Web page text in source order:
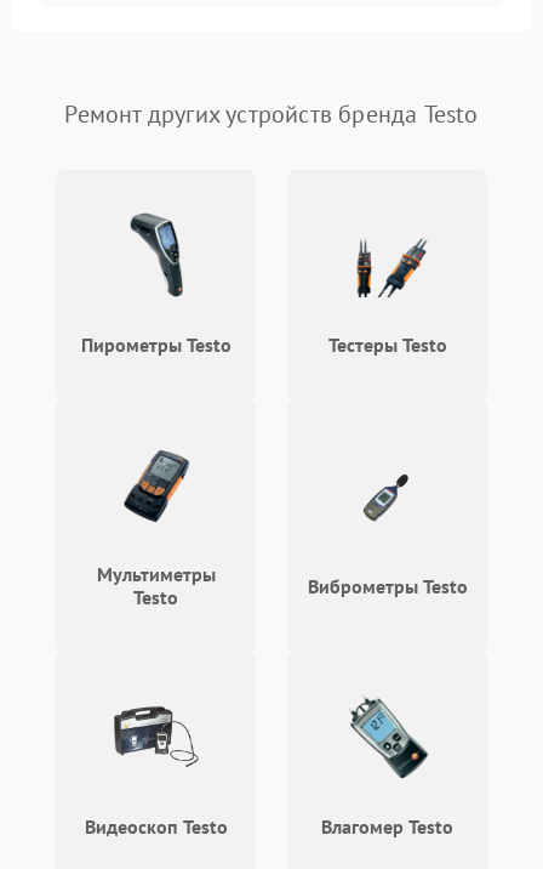
Сбои коммуникаций и интерфейсов
Проблемы с объективом
Экран (дисплей)
Ремонт других устройств бренда Testo
Пирометры Testo Тестеры Testo
Мультиметры
Testo
Виброметры Testo
Видеоскоп Testo Влагомер Testo